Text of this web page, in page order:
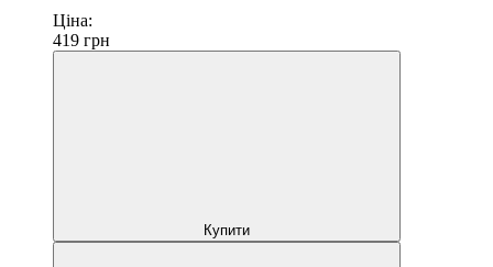
Ціна:
419 грн
Купити